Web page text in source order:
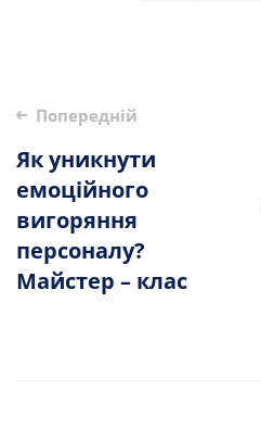
Опублікувати
навігацію
Попередній
Як уникнути
емоційного
вигоряння
персоналу?
Майстер – клас